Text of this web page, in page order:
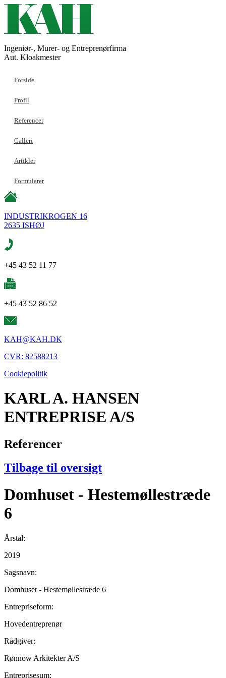
Ingeniør-, Murer- og Entreprenørfirma
Aut. Kloakmester
Forside
Profil
Referencer
Galleri
Artikler
Formularer
INDUSTRIKROGEN 16
2635 ISHØJ
+45 43 52 11 77
+45 43 52 86 52
KAH@KAH.DK
CVR: 82588213
Cookiepolitik
KARL A. HANSEN
ENTREPRISE A/S
Referencer
Tilbage til oversigt
Domhuset - Hestemøllestræde
6
Årstal:
2019
Sagsnavn:
Domhuset - Hestemøllestræde 6
Entrepriseform:
Hovedentreprenør
Rådgiver:
Rønnow Arkitekter A/S
Entreprisesum: